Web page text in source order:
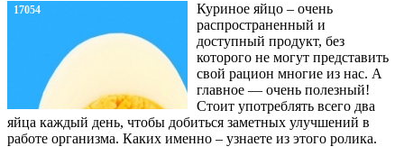
17054
Куриное яйцо – очень
распространенный и
доступный продукт, без
которого не могут представить
свой рацион многие из нас. А
главное — очень полезный!
Стоит употреблять всего два
яйца каждый день, чтобы добиться заметных улучшений в
работе организма. Каких именно – узнаете из этого ролика.